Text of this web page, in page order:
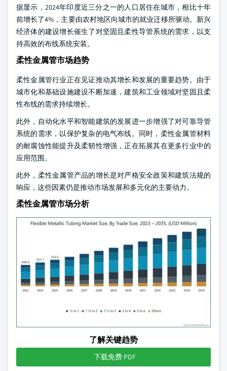
据显示，2024年印度近三分之一的人口居住在城市，相比十年
前增长了4%，主要由农村地区向城市的就业迁移所驱动。新兴
经济体的建设增长催生了对坚固且柔性导管系统的需求，以支
持高效的布线系统安装。
柔性金属管市场趋势
柔性金属管行业正在见证推动其增长和发展的重要趋势。由于
城市化和基础设施建设不断加速，建筑和工业领域对坚固且柔
性布线的需求持续增长。
此外，自动化水平和智能建筑的发展进一步增强了对可靠导管
系统的需求，以保护复杂的电气布线。同时，柔性金属管材料
的耐腐蚀性能提升及柔韧性增强，正在拓展其在更多行业中的
应用范围。
此外，柔性金属管产品的增长是对严格安全政策和建筑法规的
响应，这些因素仍是推动市场发展和多元化的主要动力。
柔性金属管市场分析
了解关键趋势
下载免费 PDF